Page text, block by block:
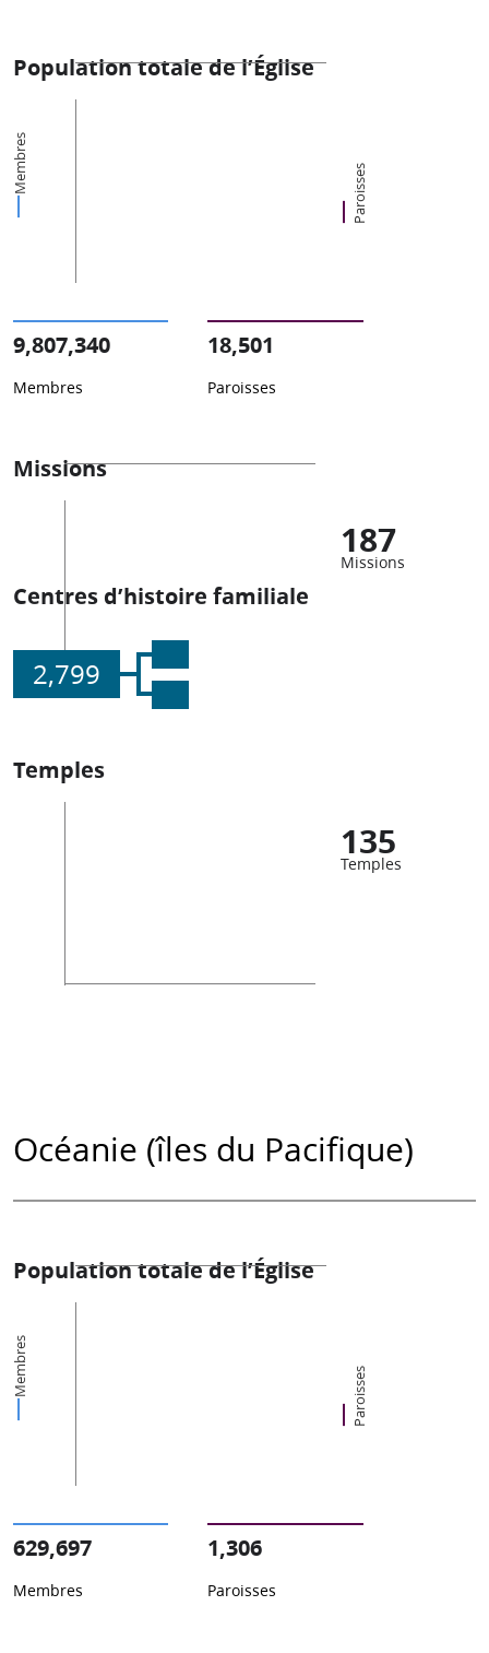
Population totale de l’Église
Membres Paroisses
9,807,340
Membres
18,501
Paroisses
Missions
187
Missions
Centres d’histoire familiale
2,799
Temples
135
Temples
Océanie (îles du Pacifique)
Population totale de l’Église
Membres Paroisses
629,697
Membres
1,306
Paroisses